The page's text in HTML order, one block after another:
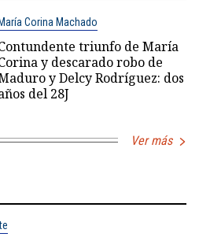
Corina Machado
triunfo de María
y descarado robo de
y Delcy Rodríguez: dos
del 28J
Ver más